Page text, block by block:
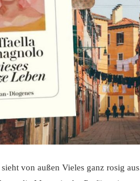
von außen Vieles ganz rosig